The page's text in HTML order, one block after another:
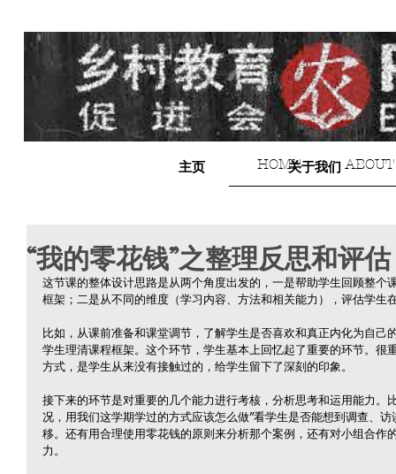
主页 关于我们
HOME
“我的零花钱”之整理反思和评估
这节课的整体设计思路是从两个角度出发的，一是帮助学生回顾整个
框架；二是从不同的维度（学习内容、方法和相关能力），评估学生
比如，从课前准备和课堂调节，了解学生是否喜欢和真正内化为自己
学生理清课程框架。这个环节，学生基本上回忆起了重要的环节。很
方式，是学生从来没有接触过的，给学生留下了深刻的印象。
接下来的环节是对重要的几个能力进行考核，分析思考和运用能力。
况，用我们这学期学过的方式应该怎么做”看学生是否能想到调查、
移。还有用合理使用零花钱的原则来分析那个案例，还有对小组合作
力。